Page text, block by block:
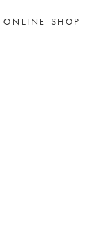
ONLINE SHOP